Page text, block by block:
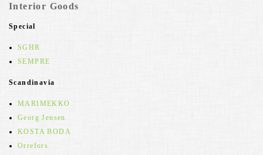
Interior Goods
Special
SGHR
SEMPRE
Scandinavia
MARIMEKKO
Georg Jensen
KOSTA BODA
Orrefors